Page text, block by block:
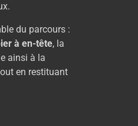
du parcours :
à en-tête, la
ainsi à la
en restituant